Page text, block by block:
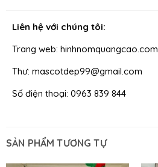
Liên hệ với chúng tôi:
Trang web: hinhnomquangcao.com
Thư: mascotdep99@gmail.com
Số điện thoại: 0963 839 844
SẢN PHẨM TƯƠNG TỰ